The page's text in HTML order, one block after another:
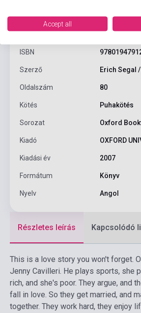
Termékjellemzők
ISBN
Szerző Erich Segal
Oldalszám 80
Kötés Puhakötés
Sorozat Oxford
Kiadó OXFORD
Kiadási év 2007
Formátum Könyv
Nyelv Angol
Részletes leírás Kapcsolódó
This is a love story you won't forget.
Jenny Cavilleri. He plays sports, she
rich, and she's poor. They argue, and
fall in love. So they get married, and
together. They work hard, they enjoy
Accept all